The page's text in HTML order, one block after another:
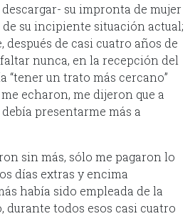
su impronta de mujer
su incipiente situación actual;
después de casi cuatro años de
nunca, en la recepción del
“tener un trato más cercano”
echaron, me dijeron que a
presentarme más a
sin más, sólo me pagaron lo
días extras y encima
había sido empleada de la
durante todos esos casi cuatro